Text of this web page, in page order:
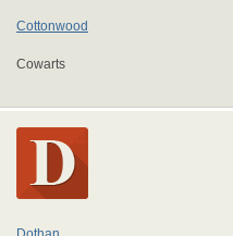
Cottonwood
Cowarts